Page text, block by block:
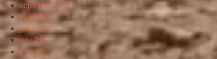
septembre 2021
août 2021
juillet 2021
mai 2021
avril 2021